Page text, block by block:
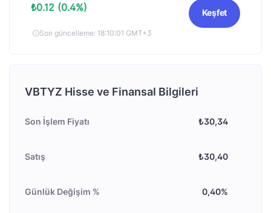
₺0.12 (0.4%)
Son güncelleme: 18:10:01 GMT+3
Keşfet
VBTYZ Hisse ve Finansal Bilgileri
Son İşlem Fiyatı ₺30,34
Satış ₺30,40
Günlük Değişim % 0,40%